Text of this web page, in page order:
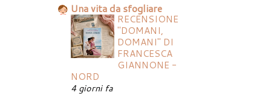
Una vita da sfogliare
RECENSIONE
"DOMANI,
DOMANI" DI
FRANCESCA
GIANNONE -
NORD
4 giorni fa